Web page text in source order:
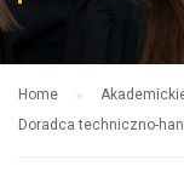
Home
Doradca techniczno-